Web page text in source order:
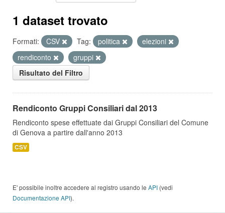
1 dataset trovato
Formati: CSV Tag: politica
elezioni
rendiconto
gruppi
Risultato del Filtro
Rendiconto Gruppi Consiliari dal 2013
Rendiconto spese effettuate dai Gruppi Consiliari del Comune
di Genova a partire dall'anno 2013
CSV
E' possibile inoltre accedere al registro usando le API (vedi
Documentazione API).